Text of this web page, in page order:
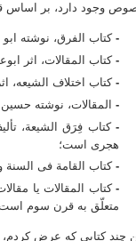
وجود دارد، بر اساس
- کتاب الفرق، نوشته ابو
- کتاب المقالات، اثر
- کتاب اختلاف الشیعه،
-
المقالات، نوشته حسین
- کتاب فِرَق الشیعة،
هجری است؛
- کتاب القامة فی السنة
- کتاب المقالات یا
متعلّق به قرن سوم
چند کتابی که عرض کردم،